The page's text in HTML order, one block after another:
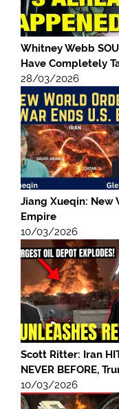
Whitney Webb
Have Completely
28/03/2026
Jiang Xueqin: New
Empire
10/03/2026
Scott Ritter: Iran
NEVER BEFORE,
10/03/2026